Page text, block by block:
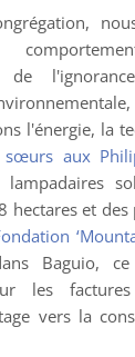
de
l'énergie, la
sœurs aux
hectares et
Baguio,
les
vers la